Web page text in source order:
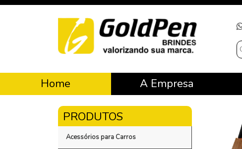
Home A Empresa
Acessórios para Carros